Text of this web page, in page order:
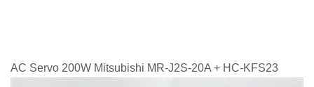
AC Servo 200W Mitsubishi MR-J2S-20A + HC-KFS23